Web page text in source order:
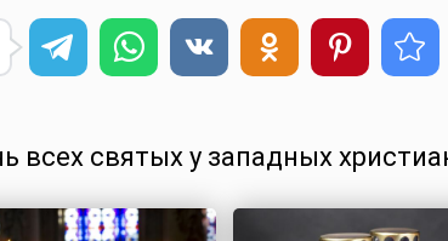
всех святых у западных